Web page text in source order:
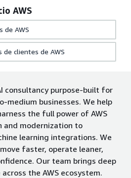
AWS
de AWS
de clientes de AWS
consultancy purpose-built for
medium businesses. We help
the full power of AWS
and modernization to
learning integrations. We
faster, operate leaner,
Our team brings deep
the AWS ecosystem.